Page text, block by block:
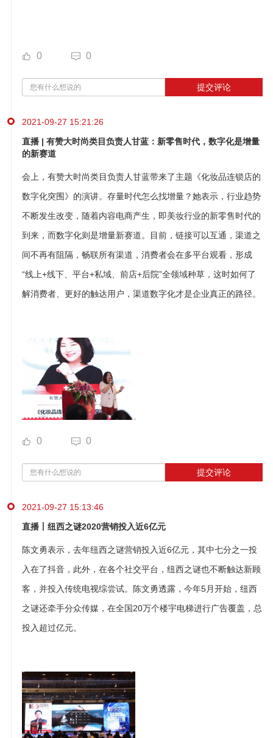
0 0
提交评论
2021-09-27 15:21:26
直播 | 有赞大时尚类目负责人甘蓝：新零售时代，数字化是增量
的新赛道
会上，有赞大时尚类目负责人甘蓝带来了主题《化妆品连锁店的
数字化突围》的演讲。存量时代怎么找增量？她表示，行业趋势
不断发生改变，随着内容电商产生，即美妆行业的新零售时代的
到来，而数字化则是增量新赛道。目前，链接可以互通，渠道之
间不再有阻隔，畅联所有渠道，消费者会在多平台观看，形成
“线上+线下、平台+私域、前店+后院”全领域种草，这时如何了
解消费者、更好的触达用户，渠道数字化才是企业真正的路径。
0 0
提交评论
2021-09-27 15:13:46
直播丨纽西之谜2020营销投入近6亿元
陈文勇表示，去年纽西之谜营销投入近6亿元，其中七分之一投
入在了抖音，此外，在各个社交平台，纽西之谜也不断触达新顾
客，并投入传统电视综尝试。陈文勇透露，今年5月开始，纽西
之谜还牵手分众传媒，在全国20万个楼宇电梯进行广告覆盖，总
投入超过亿元。